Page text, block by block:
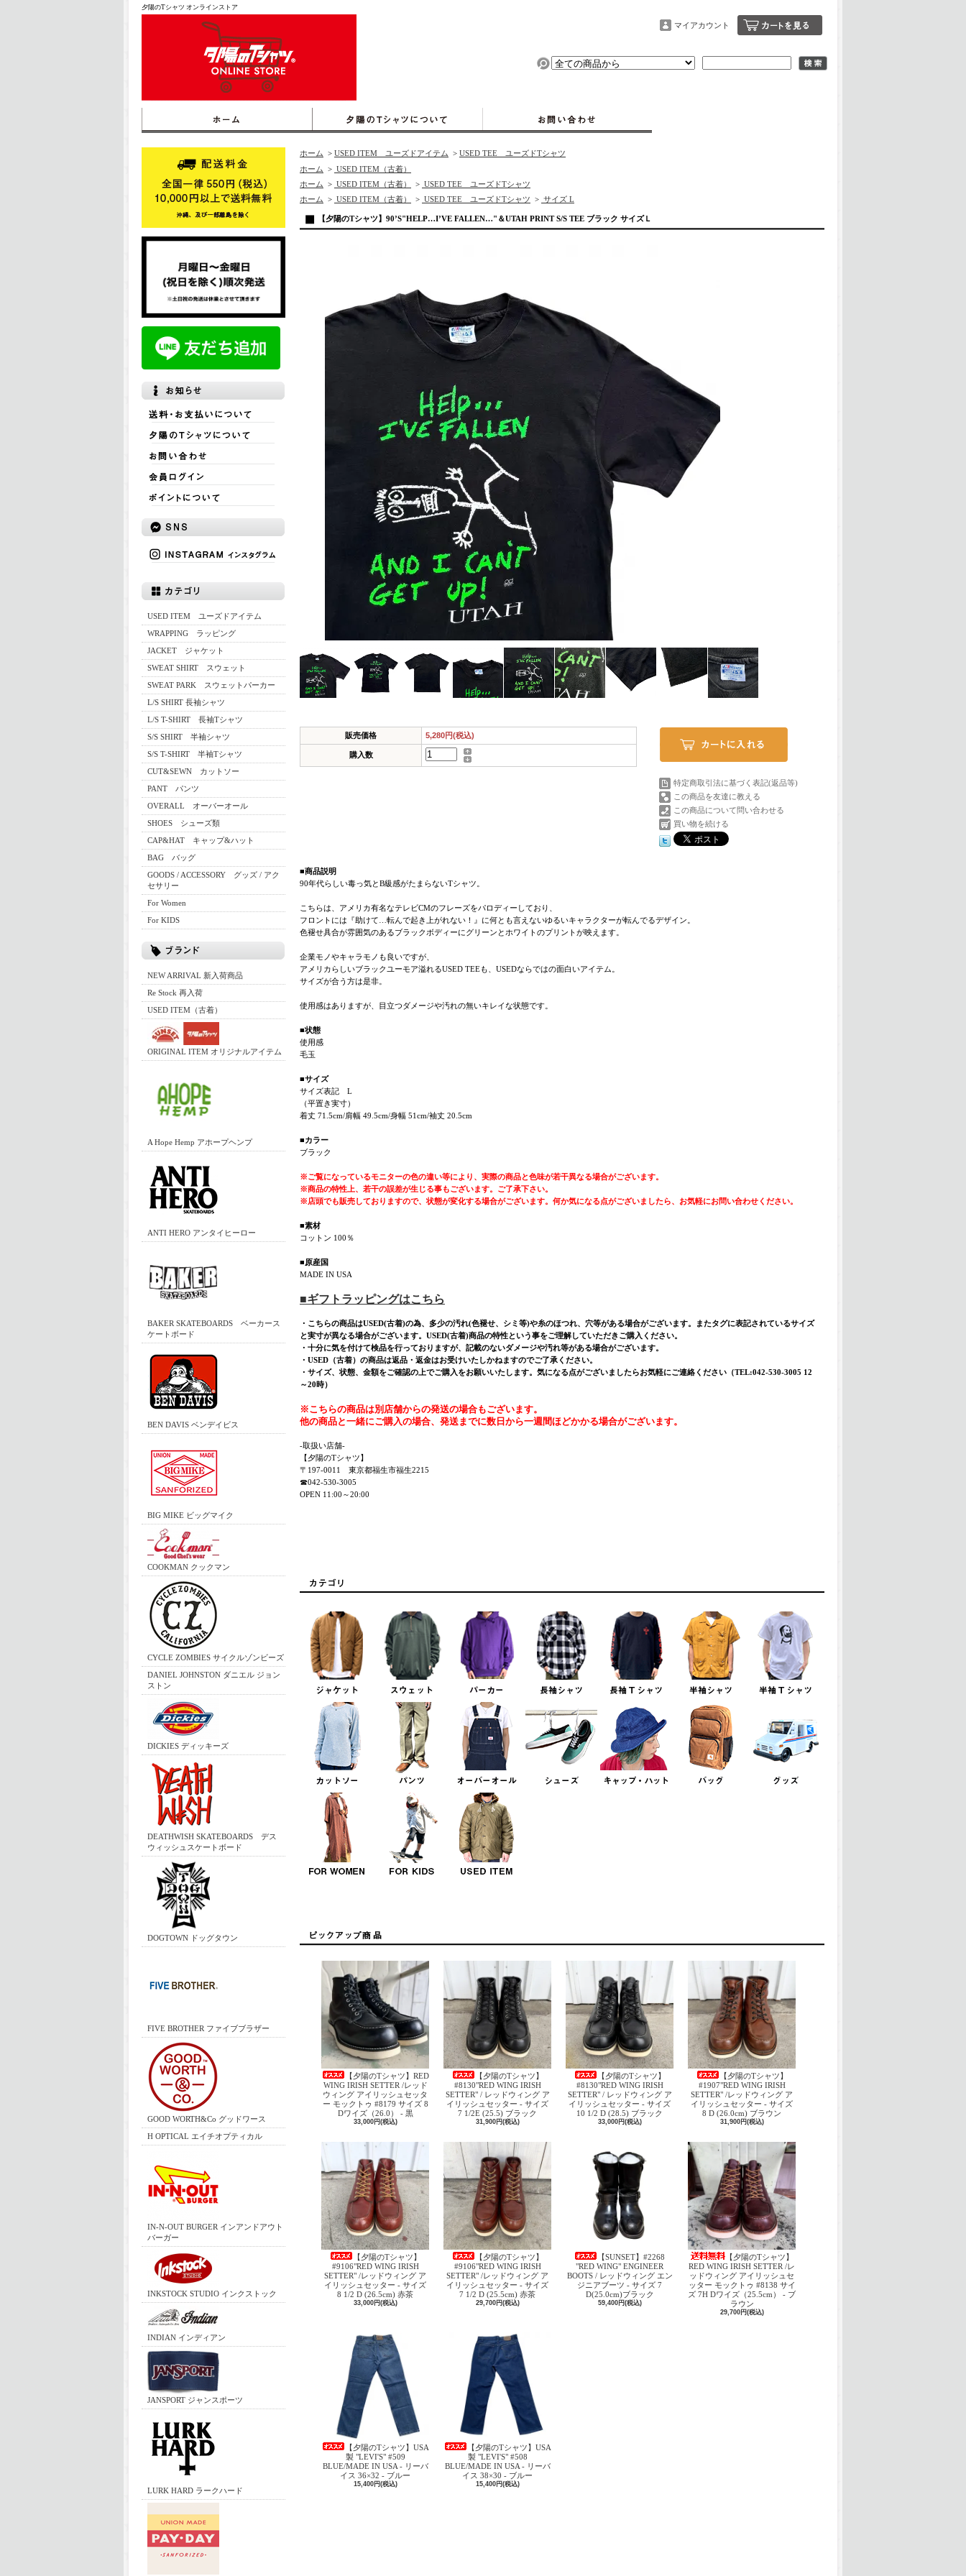
夕陽のTシャツ オンラインストア
マイアカウント
USED ITEM ユーズドアイテム
WRAPPING ラッピング
JACKET ジャケット
SWEAT SHIRT スウェット
SWEAT PARK スウェットパーカー
L/S SHIRT 長袖シャツ
L/S T-SHIRT 長袖Tシャツ
S/S SHIRT 半袖シャツ
S/S T-SHIRT 半袖Tシャツ
CUT&SEWN カットソー
PANT パンツ
OVERALL オーバーオール
SHOES シューズ類
CAP&HAT キャップ&ハット
BAG バッグ
GOODS / ACCESSORY グッズ / アク
セサリー
For Women
For KIDS
NEW ARRIVAL 新入荷商品
Re Stock 再入荷
USED ITEM（古着）
ORIGINAL ITEM オリジナルアイテム
A Hope Hemp アホープヘンプ
ANTI HERO アンタイヒーロー
BAKER SKATEBOARDS ベーカース
ケートボード
BEN DAVIS ベンデイビス
BIG MIKE ビッグマイク
COOKMAN クックマン
CYCLE ZOMBIES サイクルゾンビーズ
DANIEL JOHNSTON ダニエル ジョン
ストン
DICKIES ディッキーズ
DEATHWISH SKATEBOARDS デス
ウィッシュスケートボード
DOGTOWN ドッグタウン
FIVE BROTHER ファイブブラザー
GOOD WORTH&Co グッドワース
H OPTICAL エイチオプティカル
IN-N-OUT BURGER インアンドアウト
バーガー
INKSTOCK STUDIO インクストック
INDIAN インディアン
JANSPORT ジャンスポーツ
LURK HARD ラークハード
ホーム > USED ITEM ユーズドアイテム > USED TEE ユーズドTシャツ
ホーム > USED ITEM（古着）
ホーム > USED ITEM（古着） > USED TEE ユーズドTシャツ
ホーム > USED ITEM（古着） > USED TEE ユーズドTシャツ > サイズ L
【夕陽のTシャツ】90’S"HELP…I’VE FALLEN…"＆UTAH PRINT S/S TEE ブラック サイズＬ
販売価格 5,280円(税込)
購入数
特定商取引法に基づく表記(返品等)
この商品を友達に教える
この商品について問い合わせる
買い物を続ける
■商品説明
90年代らしい毒っ気とB級感がたまらないTシャツ。
こちらは、アメリカ有名なテレビCMのフレーズをパロディーしており、
フロントには『助けて…転んで起き上がれない！』に何とも言えないゆるいキャラクターが転んでるデザイン。
色褪せ具合が雰囲気のあるブラックボディーにグリーンとホワイトのプリントが映えます。
企業モノやキャラモノも良いですが、
アメリカらしいブラックユーモア溢れるUSED TEEも、USEDならではの面白いアイテム。
サイズが合う方は是非。
使用感はありますが、目立つダメージや汚れの無いキレイな状態です。
■状態
使用感
毛玉
■サイズ
サイズ表記 L
（平置き実寸）
着丈 71.5cm/肩幅 49.5cm/身幅 51cm/袖丈 20.5cm
■カラー
ブラック
※ご覧になっているモニターの色の違い等により、実際の商品と色味が若干異なる場合がございます。
※商品の特性上、若干の誤差が生じる事もございます。ご了承下さい。
※店頭でも販売しておりますので、状態が変化する場合がございます。何か気になる点がございましたら、お気軽にお問い合わせください。
■素材
コットン 100％
■原産国
MADE IN USA
■ギフトラッピングはこちら
・こちらの商品はUSED(古着)の為、多少の汚れ(色褪せ、シミ等)や糸のほつれ、穴等がある場合がございます。またタグに表記されているサイズ
と実寸が異なる場合がございます。USED(古着)商品の特性という事をご理解していただきご購入ください。
・十分に気を付けて検品を行っておりますが、記載のないダメージや汚れ等がある場合がございます。
・USED（古着）の商品は返品・返金はお受けいたしかねますのでご了承ください。
・サイズ、状態、金額をご確認の上でご購入をお願いいたします。気になる点がございましたらお気軽にご連絡ください（TEL:042-530-3005 12
～20時）
※こちらの商品は別店舗からの発送の場合もございます。
他の商品と一緒にご購入の場合、発送までに数日から一週間ほどかかる場合がございます。
-取扱い店舗-
【夕陽のTシャツ】
〒197-0011 東京都福生市福生2215
☎042-530-3005
OPEN 11:00～20:00
【夕陽のTシャツ】RED
WING IRISH SETTER /レッド
ウィング アイリッシュセッタ
ー モックトゥ #8179 サイズ 8
Dワイズ（26.0） - 黒
33,000円(税込)
【夕陽のTシャツ】
#8130"RED WING IRISH
SETTER" / レッドウィング ア
イリッシュセッター - サイズ
7 1/2E (25.5) ブラック
31,900円(税込)
【夕陽のTシャツ】
#8130"RED WING IRISH
SETTER" / レッドウィング ア
イリッシュセッター - サイズ
10 1/2 D (28.5) ブラック
33,000円(税込)
【夕陽のTシャツ】
#1907"RED WING IRISH
SETTER" /レッドウィング ア
イリッシュセッター - サイズ
8 D (26.0cm) ブラウン
31,900円(税込)
【夕陽のTシャツ】
#9106"RED WING IRISH
SETTER" /レッドウィング ア
イリッシュセッター - サイズ
8 1/2 D (26.5cm) 赤茶
33,000円(税込)
【夕陽のTシャツ】
#9106"RED WING IRISH
SETTER" /レッドウィング ア
イリッシュセッター - サイズ
7 1/2 D (25.5cm) 赤茶
29,700円(税込)
【SUNSET】#2268
"RED WING" ENGINEER
BOOTS / レッドウィング エン
ジニアブーツ - サイズ 7
D(25.0cm)ブラック
59,400円(税込)
【夕陽のTシャツ】
RED WING IRISH SETTER /レ
ッドウィング アイリッシュセ
ッター モックトゥ #8138 サイ
ズ 7H Dワイズ（25.5cm） - ブ
ラウン
29,700円(税込)
【夕陽のTシャツ】USA
製 "LEVI'S" #509
BLUE/MADE IN USA - リーバ
イス 36×32 - ブルー
15,400円(税込)
【夕陽のTシャツ】USA
製 "LEVI'S" #508
BLUE/MADE IN USA - リーバ
イス 38×30 - ブルー
15,400円(税込)